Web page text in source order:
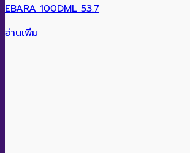
EBARA 100DML 53.7
อ่านเพิ่ม